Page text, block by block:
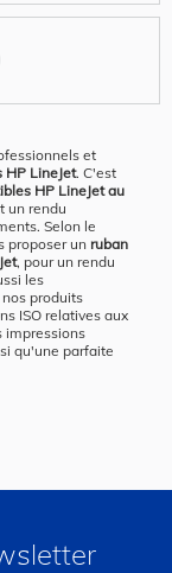
et
LineJet. C'est
HP LineJet au
un rendu
Selon le
proposer un ruban
, pour un rendu
les
produits
ISO relatives aux
impressions
qu'une parfaite